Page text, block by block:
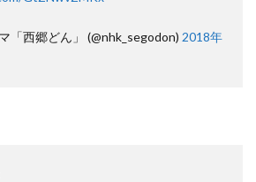
「西郷どん」 (@nhk_segodon) 2018年